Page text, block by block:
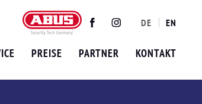
TwitterFacebookInstagram
DE EN
PREISE PARTNER KONTAKT